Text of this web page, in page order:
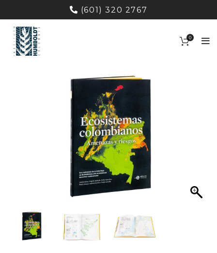
(601) 320 2767
0